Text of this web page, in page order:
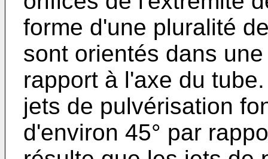
forme d'une pluralité
sont orientés dans
rapport à l'axe du
jets de pulvérisation
d'environ 45° par